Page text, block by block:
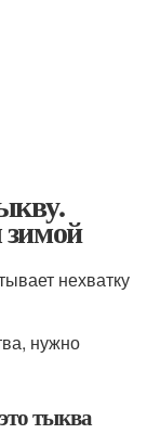
нехватку
нужно
тыква